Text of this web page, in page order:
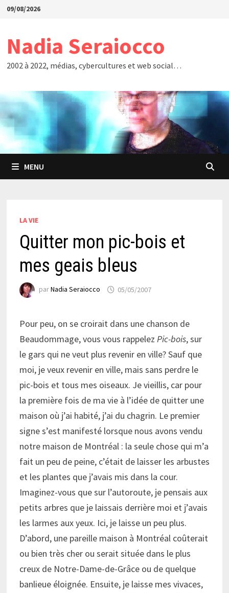
Passer
09/08/2026
Nadia Seraiocco
2002 à 2022, médias, cybercultures et web social…
MENU
LA VIE
Quitter mon pic-bois et
mes geais bleus
parNadia Seraiocco 05/05/2007
Pour peu, on se croirait dans une chanson de
Beaudommage, vous vous rappelez Pic-bois, sur
le gars qui ne veut plus revenir en ville? Sauf que
moi, je veux revenir en ville, mais sans perdre le
pic-bois et tous mes oiseaux. Je vieillis, car pour
la première fois de ma vie à l’idée de quitter une
maison où j’ai habité, j’ai du chagrin. Le premier
signe s’est manifesté lorsque nous avons vendu
notre maison de Montréal : la seule chose qui m’a
fait un peu de peine, c’était de laisser les arbustes
et les plantes que j’avais mis dans la cour.
Imaginez-vous que sur l’autoroute, je pensais aux
petits arbres que je laissais derrière moi et j’avais
les larmes aux yeux. Ici, je laisse un peu plus.
D’abord, une pareille maison à Montréal coûterait
ou bien très cher ou serait située dans le plus
creux de Notre-Dame-de-Grâce ou de quelque
banlieue éloignée. Ensuite, je laisse mes vivaces,